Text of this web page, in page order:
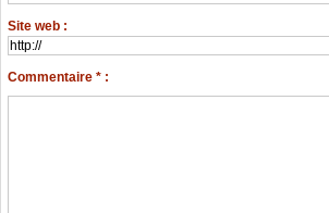
Site web :
Commentaire * :